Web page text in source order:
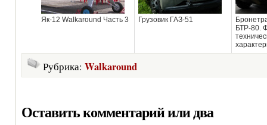
Як-12 Walkaround Часть 3 Грузовик ГАЗ-51
БТР-80.
Рубрика: Walkaround
Оставить комментарий или два